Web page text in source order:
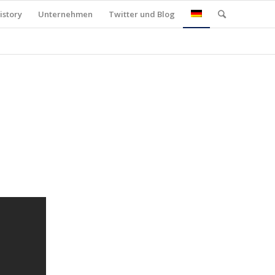
Unternehmen Twitter und Blog